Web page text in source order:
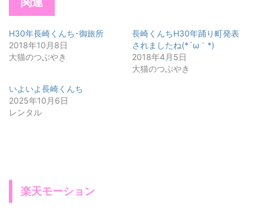
H30年長崎くんち･御旅所
2018年10月8日
大猫のつぶやき
長崎くんちH30年踊り町発表
されましたね(*´ω｀*)
2018年4月5日
大猫のつぶやき
いよいよ長崎くんち
2025年10月6日
レンタル
楽天モーション